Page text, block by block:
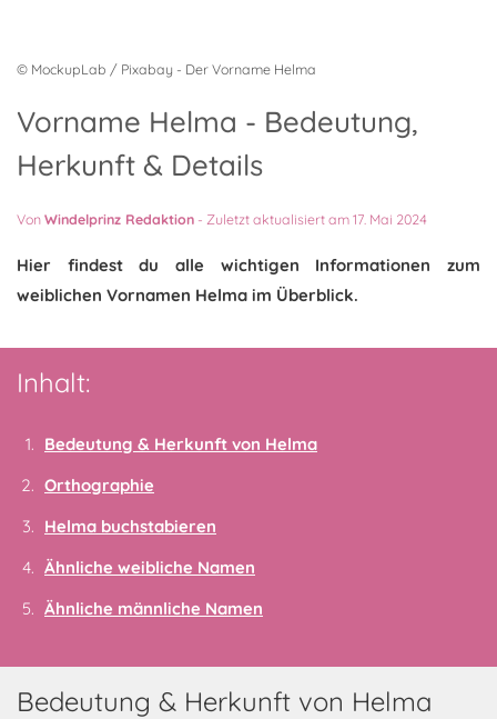
© MockupLab / Pixabay - Der Vorname Helma
Vorname Helma - Bedeutung,
Herkunft & Details
VonWindelprinz Redaktion - Zuletzt aktualisiert am 17. Mai 2024
Hier findest du alle wichtigen Informationen zum
weiblichen Vornamen Helma im Überblick.
Inhalt:
Bedeutung & Herkunft von Helma
Orthographie
Helma buchstabieren
Ähnliche weibliche Namen
Ähnliche männliche Namen
Bedeutung & Herkunft von Helma